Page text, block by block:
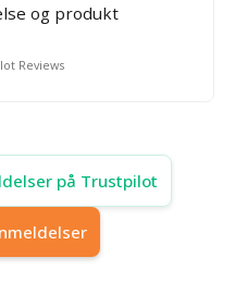
og produkt
Reviews
på Trustpilot